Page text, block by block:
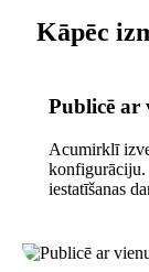
Kāpēc
Publicē ar
Acumirklī
konfigurāciju.
iestatīšanas